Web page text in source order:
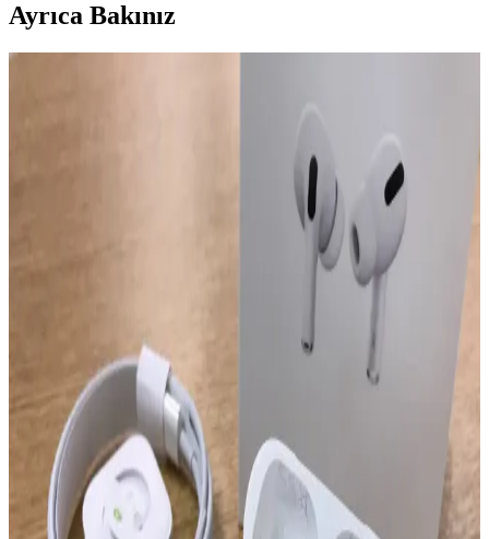
Ayrıca Bakınız
AirPods Pro 4'te kızılötesi kameralarla el hareketleri tanıma ve
Apple Vision Pro entegrasyonu mümkün olabilir. Ancak teknik
zorluklar ve gizlilik endişeleri önemli tartışma konuları olarak öne
Airpods Silikon Kılıfı Koruma ve Estetik Sunan
düşmelere karşı etkili koruma sağlar, pratik kullanımı ve canlı renk
seçenekleriyle öne çıkar.
Apple AirPods Max 2 İncelemesi: Teknik Özellikler,
Tasarım ve Kullanıcı Yorumları
Apple AirPods Max 2, H2 çipiyle sınırlı yenilik sunarken tasarım
sorunları, dayanıklılık endişeleri ve yüksek fiyatıyla kullanıcılar
arasında karışık tepkiler alıyor. Alternatif modeller daha cazip
görünüyor.